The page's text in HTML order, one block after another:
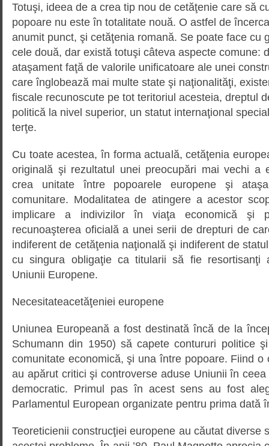
Totuşi, ideea de a crea tip nou de cetăţenie care să
popoare nu este în totalitate nouă. O astfel de
anumit punct, şi cetăţenia romană. Se poate face cu
cele două, dar există totuşi câteva aspecte comune:
ataşament faţă de valorile unificatoare ale unei
care înglobează mai multe state şi naţionalităţi,
fiscale recunoscute pe tot teritoriul acesteia, dreptul
politică la nivel superior, un statut internaţional
terţe.
Cu toate acestea, în forma actuală, cetăţenia
originală şi rezultatul unei preocupări mai vechi a
crea unitate între popoarele europene şi
comunitare. Modalitatea de atingere a acestor
implicare a indivizilor în viaţa economică şi
recunoaşterea oficială a unei serii de drepturi de
indiferent de cetăţenia naţională şi indiferent de
cu singura obligaţie ca titularii să fie resortisanţi
Uniunii Europene.
Necesitateacetăţeniei europene
Uniunea Europeană a fost destinată încă de la
Schumann din 1950) să capete contururi politice
comunitate economică, şi una între popoare. Fiind o
au apărut critici şi controverse aduse Uniunii în
democratic. Primul pas în acest sens au fost
Parlamentul European organizate pentru prima dată
Teoreticienii construcţiei europene au căutat diverse